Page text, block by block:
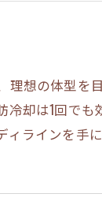
理想の体型を
冷却は1回で
ィラインを手